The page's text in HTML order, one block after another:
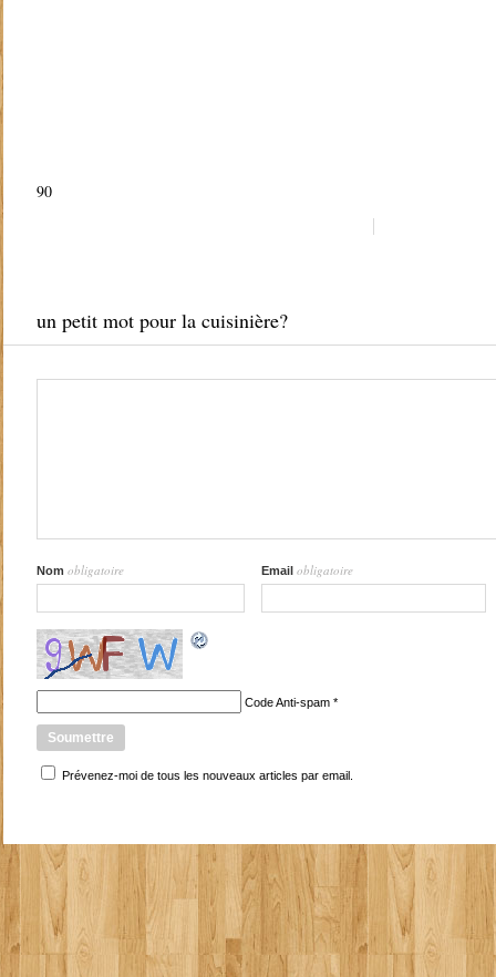
90
un petit mot pour la cuisinière?
Nom obligatoire Email obligatoire
Code Anti-spam*
Prévenez-moi de tous les nouveaux articles par email.